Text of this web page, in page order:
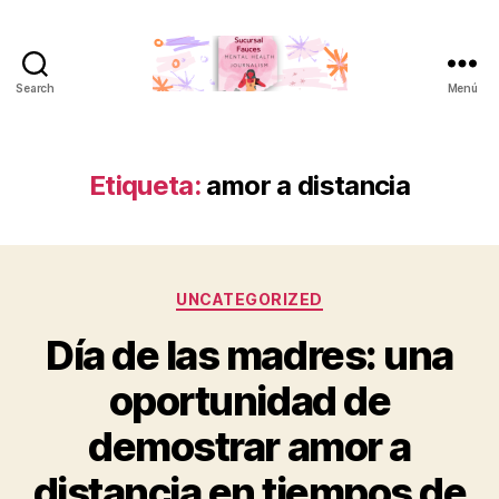
Search Menú
Etiqueta: amor a distancia
Categorías
UNCATEGORIZED
Día de las madres: una
oportunidad de
demostrar amor a